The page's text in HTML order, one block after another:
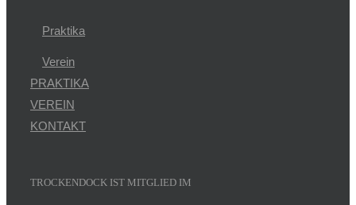
Praktika
Verein
PRAKTIKA
VEREIN
KONTAKT
TROCKENDOCK IST MITGLIED IM